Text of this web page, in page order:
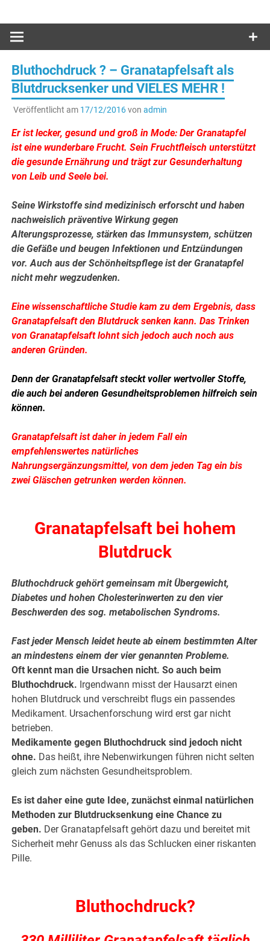
Bluthochdruck ? – Granatapfelsaft als
Blutdrucksenker und VIELES MEHR !
Veröffentlicht am 17/12/2016von admin
Er ist lecker, gesund und groß in Mode: Der Granatapfel
ist eine wunderbare Frucht. Sein Fruchtfleisch unterstützt
die gesunde Ernährung und trägt zur Gesunderhaltung
von Leib und Seele bei.
Seine Wirkstoffe sind medizinisch erforscht und haben
nachweislich präventive Wirkung gegen
Alterungsprozesse, stärken das Immunsystem, schützen
die Gefäße und beugen Infektionen und Entzündungen
vor. Auch aus der Schönheitspflege ist der Granatapfel
nicht mehr wegzudenken.
Eine wissenschaftliche Studie kam zu dem Ergebnis, dass
Granatapfelsaft den Blutdruck senken kann. Das Trinken
von Granatapfelsaft lohnt sich jedoch auch noch aus
anderen Gründen.
Denn der Granatapfelsaft steckt voller wertvoller Stoffe,
die auch bei anderen Gesundheitsproblemen hilfreich sein
können.
Granatapfelsaft ist daher in jedem Fall ein
empfehlenswertes natürliches
Nahrungsergänzungsmittel, von dem jeden Tag ein bis
zwei Gläschen getrunken werden können.
Granatapfelsaft bei hohem
Blutdruck
Bluthochdruck gehört gemeinsam mit Übergewicht,
Diabetes und hohen Cholesterinwerten zu den vier
Beschwerden des sog. metabolischen Syndroms.
Fast jeder Mensch leidet heute ab einem bestimmten Alter
an mindestens einem der vier genannten Probleme.
Oft kennt man die Ursachen nicht. So auch beim
Bluthochdruck. Irgendwann misst der Hausarzt einen
hohen Blutdruck und verschreibt flugs ein passendes
Medikament. Ursachenforschung wird erst gar nicht
betrieben.
Medikamente gegen Bluthochdruck sind jedoch nicht
ohne. Das heißt, ihre Nebenwirkungen führen nicht selten
gleich zum nächsten Gesundheitsproblem.
Es ist daher eine gute Idee, zunächst einmal natürlichen
Methoden zur Blutdrucksenkung eine Chance zu
geben. Der Granatapfelsaft gehört dazu und bereitet mit
Sicherheit mehr Genuss als das Schlucken einer riskanten
Pille.
Bluthochdruck?